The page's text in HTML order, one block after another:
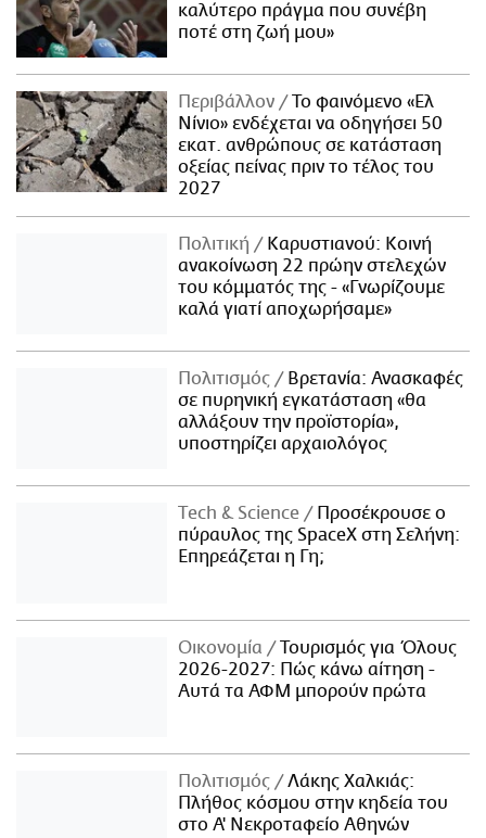
καλύτερο πράγμα που συνέβη
ποτέ στη ζωή μου»
Περιβάλλον
Το φαινόμενο «Ελ
Νίνιο» ενδέχεται να οδηγήσει 50
εκατ. ανθρώπους σε κατάσταση
οξείας πείνας πριν το τέλος του
2027
Πολιτική
Καρυστιανού: Κοινή
ανακοίνωση 22 πρώην στελεχών
του κόμματός της - «Γνωρίζουμε
καλά γιατί αποχωρήσαμε»
Πολιτισμός
Βρετανία: Ανασκαφές
σε πυρηνική εγκατάσταση «θα
αλλάξουν την προϊστορία»,
υποστηρίζει αρχαιολόγος
Τech & Science
Προσέκρουσε ο
πύραυλος της SpaceX στη Σελήνη:
Επηρεάζεται η Γη;
Οικονομία
Τουρισμός για Όλους
2026-2027: Πώς κάνω αίτηση -
Αυτά τα ΑΦΜ μπορούν πρώτα
Πολιτισμός
Λάκης Χαλκιάς:
Πλήθος κόσμου στην κηδεία του
στο Α' Νεκροταφείο Αθηνών